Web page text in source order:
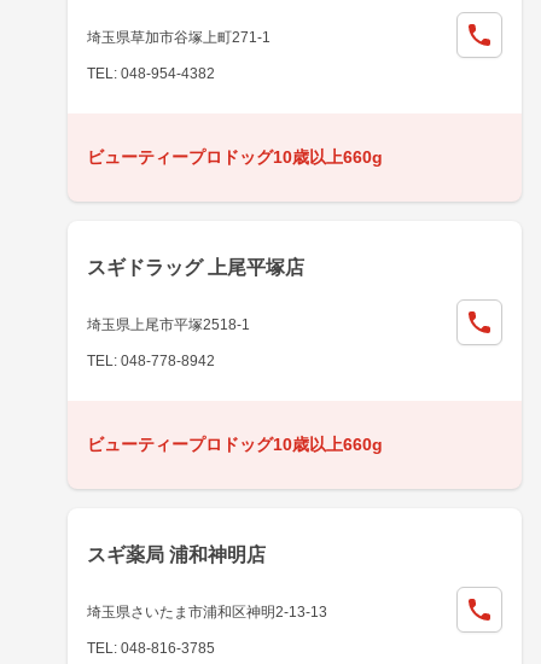
埼玉県草加市谷塚上町271-1
TEL: 048-954-4382
ビューティープロドッグ10歳以上660g
スギドラッグ 上尾平塚店
埼玉県上尾市平塚2518-1
TEL: 048-778-8942
ビューティープロドッグ10歳以上660g
スギ薬局 浦和神明店
埼玉県さいたま市浦和区神明2-13-13
TEL: 048-816-3785